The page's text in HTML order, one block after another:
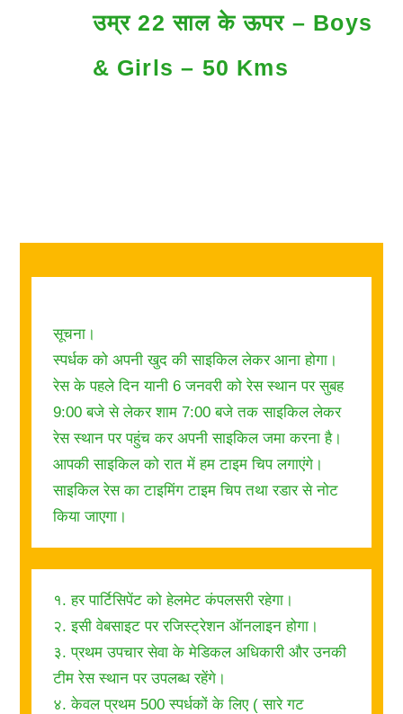
उम्र 22 साल के ऊपर – Boys
& Girls – 50 Kms
सूचना।
स्पर्धक को अपनी खुद की साइकिल लेकर आना होगा।
रेस के पहले दिन यानी 6 जनवरी को रेस स्थान पर सुबह
9:00 बजे से लेकर शाम 7:00 बजे तक साइकिल लेकर
रेस स्थान पर पहुंच कर अपनी साइकिल जमा करना है।
आपकी साइकिल को रात में हम टाइम चिप लगाएंगे।
साइकिल रेस का टाइमिंग टाइम चिप तथा रडार से नोट
किया जाएगा।
१. हर पार्टिसिपेंट को हेलमेट कंपलसरी रहेगा।
२. इसी वेबसाइट पर रजिस्ट्रेशन ऑनलाइन होगा।
३. प्रथम उपचार सेवा के मेडिकल अधिकारी और उनकी
टीम रेस स्थान पर उपलब्ध रहेंगे।
४. केवल प्रथम 500 स्पर्धकों के लिए ( सारे गट